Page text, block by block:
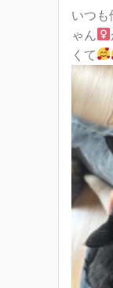
いつ
ゃん
くて